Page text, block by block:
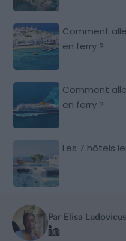
Comment
en ferry ?
Comment
en ferry ?
Les 7 hôtels
Par Elisa Ludovicus